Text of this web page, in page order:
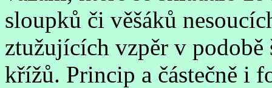
sloupků či věšáků
ztužujících vzpěr v
křížů. Princip a částečně i